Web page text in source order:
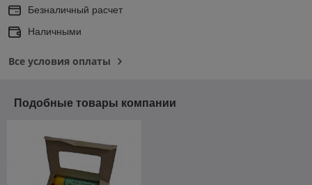
Безналичный расчет
Наличными
Все условия оплаты
Подобные товары компании